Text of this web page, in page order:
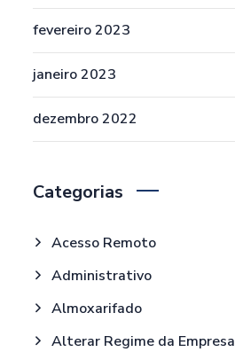
fevereiro 2023
janeiro 2023
dezembro 2022
Categorias
Acesso Remoto
Administrativo
Almoxarifado
Alterar Regime da Empresa